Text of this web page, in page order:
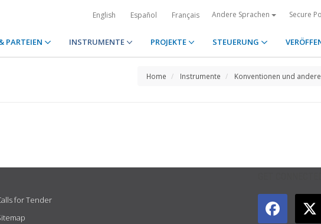
English Español Français Andere Sprachen Secure
PARTEIEN INSTRUMENTE PROJEKTE STEUERUNG
Home Instrumente Konventionen und
for Tender